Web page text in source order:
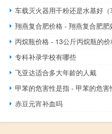
车载灭火器用干粉还是水基好（
翔燕复合肥价格 - 翔燕复合肥肥
丙烷瓶价格 - 13公斤丙烷瓶的
专科补录学校有哪些
飞亚达适合多大年龄的人戴
甲苯的危害性是指 - 甲苯的危
赤豆元宵补血吗